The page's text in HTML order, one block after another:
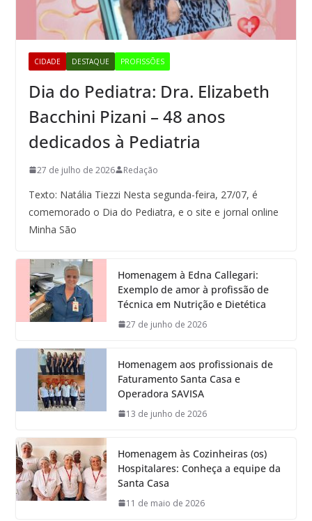
CIDADE DESTAQUE PROFISSÕES
Dia do Pediatra: Dra. Elizabeth
Bacchini Pizani – 48 anos
dedicados à Pediatria
27 de julho de 2026 Redação
Texto: Natália Tiezzi Nesta segunda-feira, 27/07, é
comemorado o Dia do Pediatra, e o site e jornal online
Minha São
Homenagem à Edna Callegari:
Exemplo de amor à profissão de
Técnica em Nutrição e Dietética
27 de junho de 2026
Homenagem aos profissionais de
Faturamento Santa Casa e
Operadora SAVISA
13 de junho de 2026
Homenagem às Cozinheiras (os)
Hospitalares: Conheça a equipe da
Santa Casa
11 de maio de 2026